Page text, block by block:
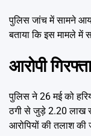
पुलिस जांच में सामने
बताया कि इस मामले में
आरोपी
पुलिस ने 26 मई को
ठगी से जुड़े 2.20 लाख
आरोपियों की तलाश की